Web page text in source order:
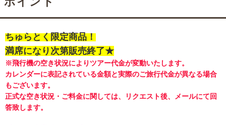
ちゅらとく限定商品！
満席になり次第販売終了★
※飛行機の空き状況によりツアー代金が変動いたします。
カレンダーに表記されている金額と実際のご旅行代金が異なる場合
もございます。
正式な空き状況・ご料金に関しては、リクエスト後、
メールにて回
答致します。